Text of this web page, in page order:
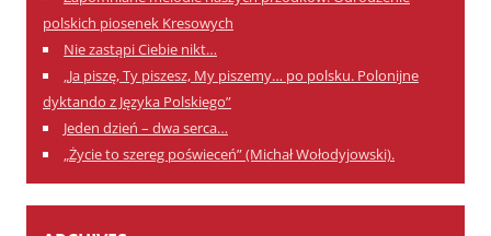
polskich piosenek Kresowych
Nie zastąpi Ciebie nikt…
„Ja piszę, Ty piszesz, My piszemy… po polsku. Polonijne
dyktando z Języka Polskiego”
Jeden dzień – dwa serca…
„Życie to szereg poświeceń” (Michał Wołodyjowski).